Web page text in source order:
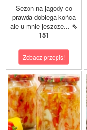
Sezon na jagody co
prawda dobiega końca
ale u mnie jeszcze... ⇖
151
Zobacz przepis!